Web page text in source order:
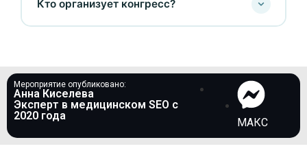
Кто организует конгресс?
Мероприятие опубликовано:
Анна Киселева
Эксперт в медицинском SEO c
2020 года
МАКС